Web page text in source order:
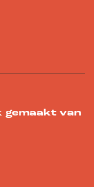
gemaakt van